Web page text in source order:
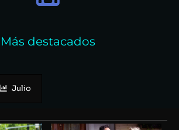
Más destacados
Julio